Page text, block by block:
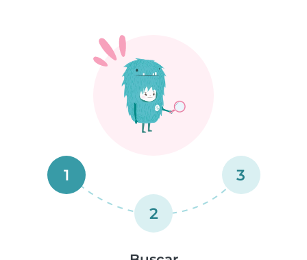
1
2
3